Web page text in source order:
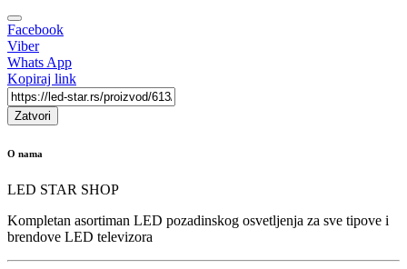
Facebook
Viber
Whats App
Kopiraj link
Zatvori
O nama
LED STAR SHOP
Kompletan asortiman LED pozadinskog osvetljenja za sve tipove i
brendove LED televizora